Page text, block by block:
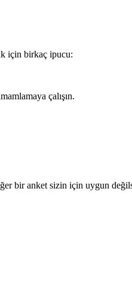
için birkaç ipucu:
çalışın.
bir anket sizin için uygun